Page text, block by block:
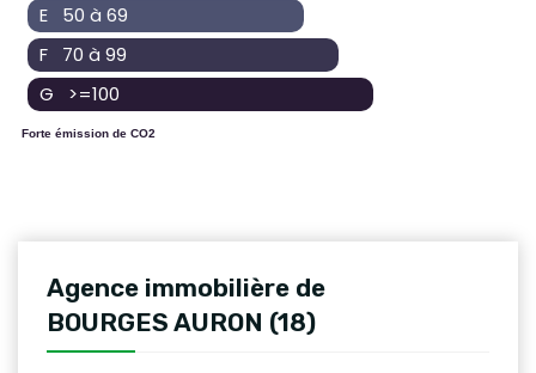
E 50 à 69
F 70 à 99
G >=100
Forte émission de CO2
Agence immobilière de
BOURGES AURON (18)